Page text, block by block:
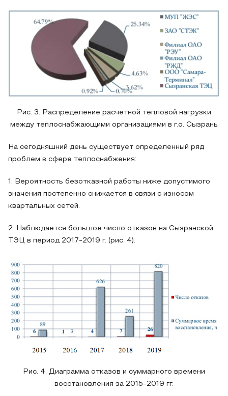
Рис. 3. Распределение расчетной тепловой нагрузки
между теплоснабжающими организациями в г.о. Сызрань
На сегодняшний день существует определенный ряд
проблем в сфере теплоснабжения:
1. Вероятность безотказной работы ниже допустимого
значения постепенно снижается в связи с износом
квартальных сетей.
2. Наблюдается большое число отказов на Сызранской
ТЭЦ в период 2017-2019 г. (рис. 4).
Рис. 4. Диаграмма отказов и суммарного времени
восстановления за 2015-2019 гг.